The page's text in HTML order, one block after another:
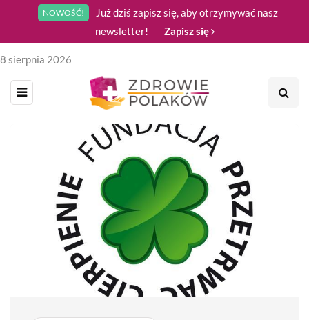
NOWOŚĆ!
Już dziś zapisz się, aby otrzymywać nasz
newsletter!
Zapisz się
8 sierpnia 2026